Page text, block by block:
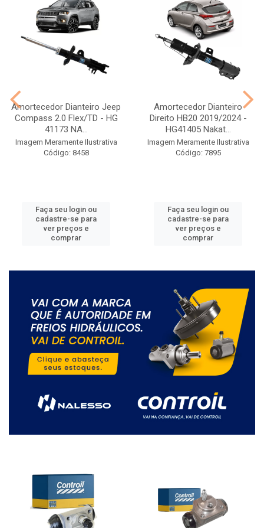
Amortecedor Dianteiro Jeep
Compass 2.0 Flex/TD - HG
41173 NA...
Imagem Meramente Ilustrativa
Código: 8458
Faça seu login ou
cadastre-se para
ver preços e
comprar
Amortecedor Dianteiro
Direito HB20 2019/2024 -
HG41405 Nakat...
Imagem Meramente Ilustrativa
Código: 7895
Faça seu login ou
cadastre-se para
ver preços e
comprar